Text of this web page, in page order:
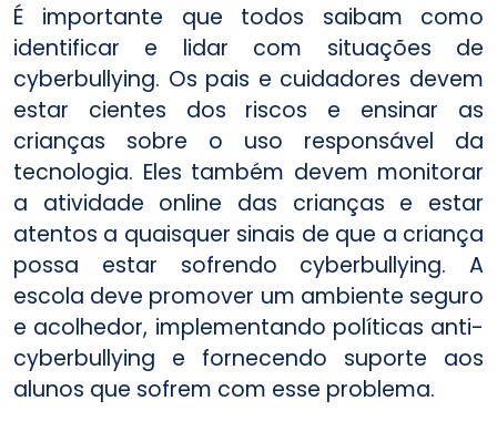
É importante que todos saibam como
identificar e lidar com situações de
cyberbullying. Os pais e cuidadores devem
estar cientes dos riscos e ensinar as
crianças sobre o uso responsável da
tecnologia. Eles também devem monitorar
a atividade online das crianças e estar
atentos a quaisquer sinais de que a criança
possa estar sofrendo cyberbullying. A
escola deve promover um ambiente seguro
e acolhedor, implementando políticas anti-
cyberbullying e fornecendo suporte aos
alunos que sofrem com esse problema.